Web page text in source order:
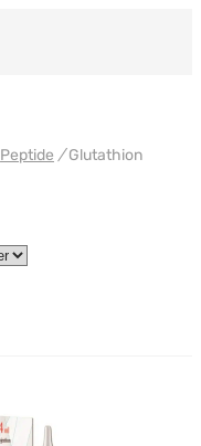
Peptide /Glutathion